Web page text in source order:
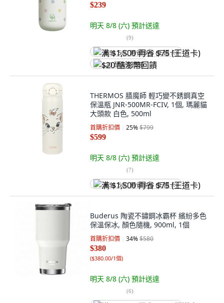
$239
明天 8/8 (六) 預計送達
(9)
满 $1,500 再省 $75 (王道卡)
$20 酷澎幣回饋
THERMOS 膳魔師 輕巧變不銹鋼真空
保溫瓶 JNR-500MR-FCIV, 1個, 瑪麗貓
大頭款 白色, 500ml
首購折扣價 25%$799
$599
明天 8/8 (六) 預計送達
(7)
满 $1,500 再省 $75 (王道卡)
Buderus 陶瓷不鏽鋼冰霸杯 繽紛多色
保溫保冰, 顏色隨機, 900ml, 1個
首購折扣價 34%$580
$380
($380.00/1個)
明天 8/8 (六) 預計送達
(6)